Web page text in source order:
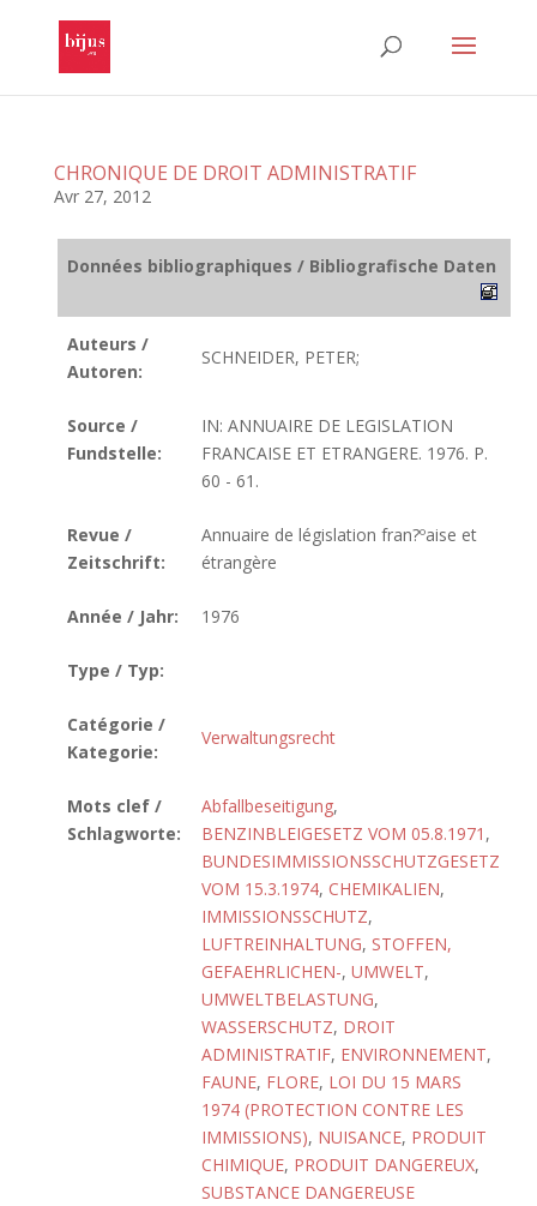
CHRONIQUE DE DROIT ADMINISTRATIF
Avr 27, 2012
Données bibliographiques / Bibliografische Daten
Auteurs /
Autoren:
SCHNEIDER, PETER;
Source /
Fundstelle:
IN: ANNUAIRE DE LEGISLATION
FRANCAISE ET ETRANGERE. 1976. P.
60 - 61.
Revue /
Zeitschrift:
Annuaire de législation fran?ºaise et
étrangère
Année / Jahr: 1976
Type / Typ:
Catégorie /
Kategorie:
Verwaltungsrecht
Mots clef /
Schlagworte:
Abfallbeseitigung,
BENZINBLEIGESETZ VOM 05.8.1971 ,
BUNDESIMMISSIONSSCHUTZGESETZ
VOM 15.3.1974, CHEMIKALIEN,
IMMISSIONSSCHUTZ,
LUFTREINHALTUNG, STOFFEN,
GEFAEHRLICHEN-, UMWELT,
UMWELTBELASTUNG,
WASSERSCHUTZ, DROIT
ADMINISTRATIF, ENVIRONNEMENT,
FAUNE, FLORE, LOI DU 15 MARS
1974 (PROTECTION CONTRE LES
IMMISSIONS), NUISANCE, PRODUIT
CHIMIQUE, PRODUIT DANGEREUX,
SUBSTANCE DANGEREUSE